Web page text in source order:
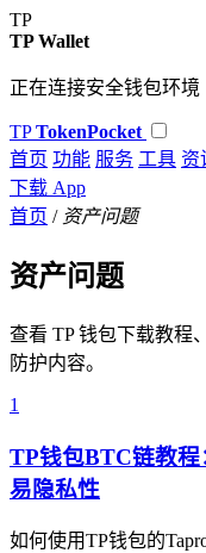
TP
TP Wallet
正在连接安全钱包环境
TP TokenPocket
首页 功能 服务 工具 资
下载 App
首页 / 资产问题
资产问题
查看 TP 钱包下载教程
防护内容。
1
TP钱包BTC链教
易隐私性
如何使用TP钱包的